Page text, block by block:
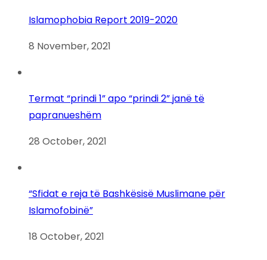
Islamophobia Report 2019-2020
8 November, 2021
Termat “prindi 1” apo “prindi 2” janë të
papranueshëm
28 October, 2021
“Sfidat e reja të Bashkësisë Muslimane për
Islamofobinë”
18 October, 2021